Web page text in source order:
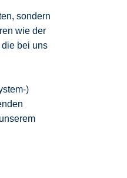
sondern
wie der
bei uns
)